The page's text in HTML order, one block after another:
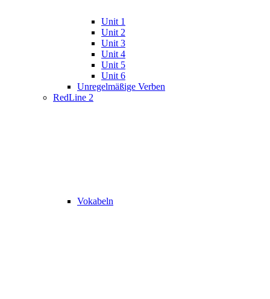
Unit 1
Unit 2
Unit 3
Unit 4
Unit 5
Unit 6
Unregelmäßige Verben
RedLine 2
Vokabeln